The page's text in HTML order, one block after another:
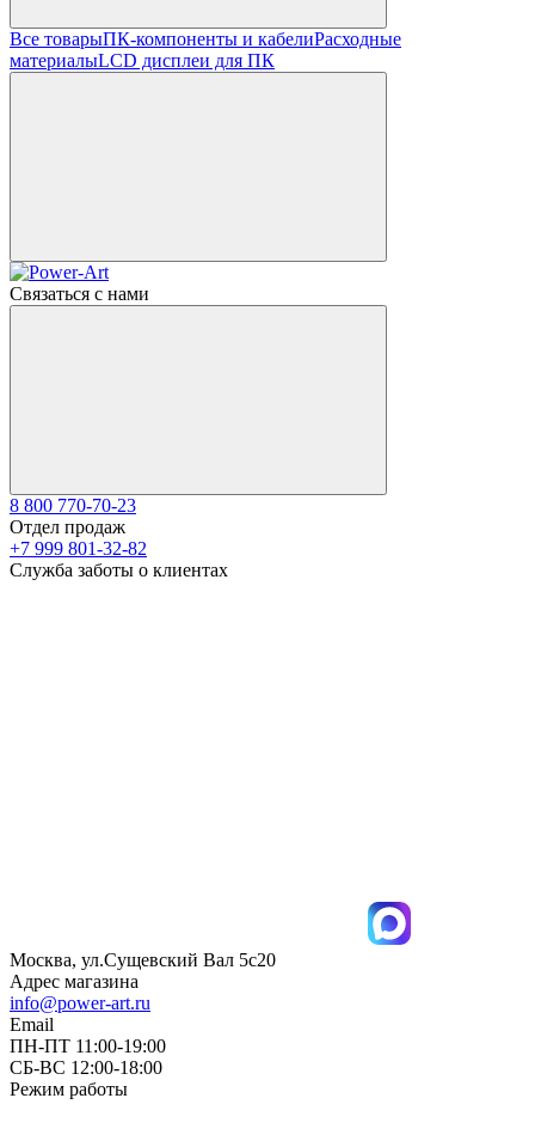
Все товарыПК-компоненты и кабелиРасходные
материалыLCD дисплеи для ПК
Связаться с нами
8 800 770-70-23
Отдел продаж
+7 999 801-32-82
Служба заботы о клиентах
Москва, ул.Сущевский Вал 5с20
Адрес магазина
info@power-art.ru
Email
ПН-ПТ 11:00-19:00
СБ-ВС 12:00-18:00
Режим работы